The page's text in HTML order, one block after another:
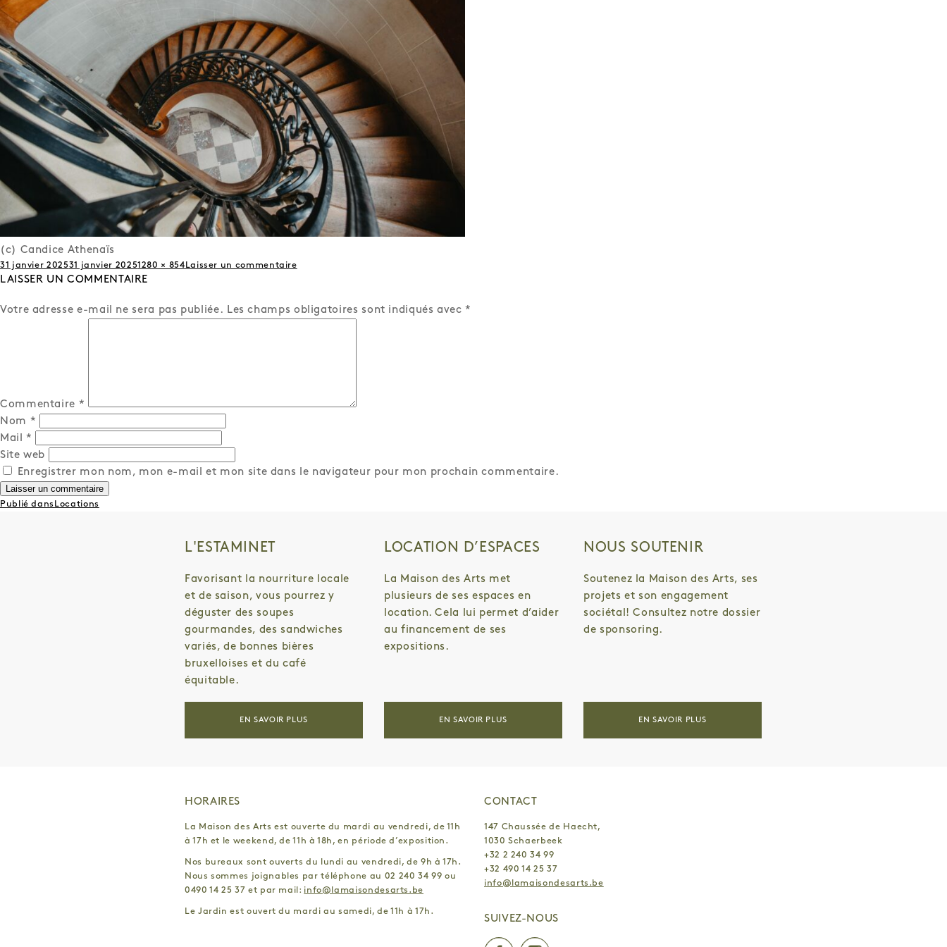
(c) Candice Athenaïs
Publié
31 janvier 202531 janvier 2025Taille
réelle
1280 × 854 Laisser un commentairesur
(64)
LAISSER UN COMMENTAIRE
Votre adresse e-mail ne sera pas publiée. Les champs obligatoires sont indiqués avec*
Commentaire *
Nom *
Mail*
Site web
Enregistrer mon nom, mon e-mail et mon site dans le navigateur pour mon prochain commentaire.
NAVIGATION
Publié dans Locations
L'ESTAMINET
Favorisant la nourriture locale
et de saison, vous pourrez y
déguster des soupes
gourmandes, des sandwiches
variés, de bonnes bières
bruxelloises et du café
équitable.
EN SAVOIR PLUS
LOCATION D’ESPACES
La Maison des Arts met
plusieurs de ses espaces en
location. Cela lui permet d’aider
au financement de ses
expositions.
EN SAVOIR PLUS
NOUS SOUTENIR
Soutenez la Maison des Arts, ses
projets et son engagement
sociétal! Consultez notre dossier
de sponsoring.
EN SAVOIR PLUS
HORAIRES
La Maison des Arts est ouverte du mardi au vendredi, de 11h
à 17h et le weekend, de 11h à 18h, en période d’exposition.
Nos bureaux sont ouverts du lundi au vendredi, de 9h à 17h.
Nous sommes joignables par téléphone au 02 240 34 99 ou
0490 14 25 37 et par mail: info@lamaisondesarts.be
Le Jardin est ouvert du mardi au samedi, de 11h à 17h.
CONTACT
147 Chaussée de Haecht,
1030 Schaerbeek
+32 2 240 34 99
+32 490 14 25 37
info@lamaisondesarts.be
SUIVEZ-NOUS